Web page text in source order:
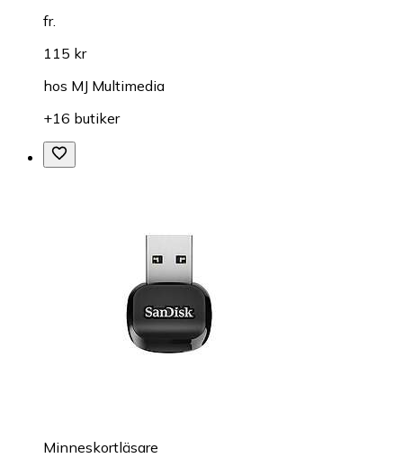
fr.
115 kr
hos MJ Multimedia
+16 butiker
Minneskortläsare